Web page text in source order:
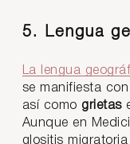
5. Lengua
La lengua
se manifiesta con
así como grietas
Aunque en
glositis